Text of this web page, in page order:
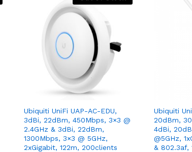
Ubiquiti UniFi UAP-AC-EDU,
3dBi, 22dBm, 450Mbps, 3×3 @
2.4GHz & 3dBi, 22dBm,
1300Mbps, 3×3 @ 5GHz,
2xGigabit, 122m, 200clients
Ubiquiti
20dBm,
4dBi,
@5GHz,
& 802.3af,